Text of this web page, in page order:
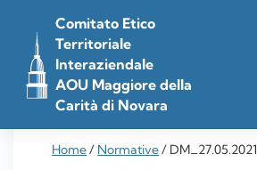
contenuto
Comitato Etico
Territoriale
Interaziendale
AOU Maggiore della
Carità di Novara
Home/ Normative/ DM_27.05.2021